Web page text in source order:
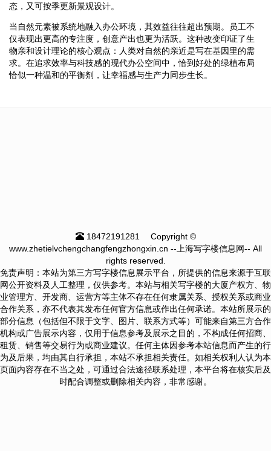
态，又可按季更新景观设计。
当自然元素被系统地融入办公环境，其效益往往超出预期。员工不
仅表现出更高的专注度，创意产出也更为活跃。这种改变印证了生
物亲和设计理论的核心观点：人类对自然的亲近是写在基因里的需
求。在追求效率与科技感的现代办公空间中，恰到好处的绿植布局
恰似一种温和的平衡剂，让幸福感与生产力同步生长。
18472191281
Copyright ©
www.zhetielvchengchangfengzhongxin.cn --上海写字楼信息网-- All
rights reserved.
免责声明：本站为第三方写字楼信息展示平台，所提供的信息来源于互联
网公开资料及人工整理，仅供参考。本站与相关写字楼的大厦产权方、物
业管理方、开发商、运营方等主体不存在任何隶属关系、授权关系或商业
合作关系，亦不代表其发布任何官方信息或作出任何承诺。本站所展示的
部分信息（包括但不限于文字、图片、联系方式等）可能来自第三方合作
机构或广告展示内容，仅用于信息参考及展示之目的，不构成任何招商、
租赁、销售等交易行为或商业建议。任何主体因参考本站信息而产生的行
为及后果，均由其自行承担，本站不承担相关责任。如相关权利人认为本
页面内容存在不当之处，可通过合法途径联系处理，本平台将在核实后及
时配合调整或删除相关内容，非常感谢。